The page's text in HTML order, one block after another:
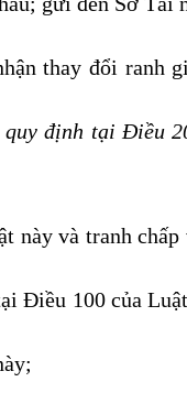
thay đổi ranh
định tại Điều
này và tranh
Điều 100 của